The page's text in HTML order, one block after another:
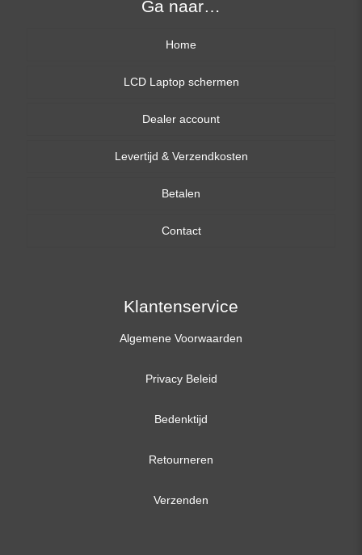
Ga naar…
Home
LCD Laptop schermen
13,3 inch
14,0 inch
15,6 inch
17,3 inch
Dealer account
Levertijd & Verzendkosten
Betalen
Contact
Klantenservice
Algemene Voorwaarden
Privacy Beleid
Bedenktijd
Retourneren
Verzenden